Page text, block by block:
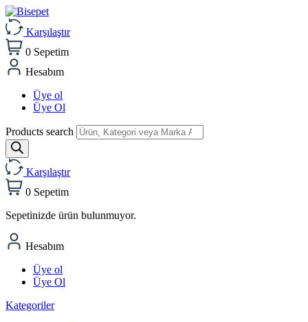
Karşılaştır
0 Sepetim
Hesabım
Üye ol
Üye Ol
Products search
Karşılaştır
0 Sepetim
Sepetinizde ürün bulunmuyor.
Hesabım
Üye ol
Üye Ol
Kategoriler